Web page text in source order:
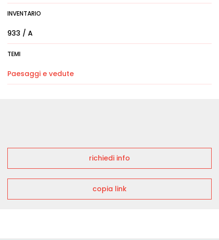
INVENTARIO
933 / A
TEMI
Paesaggi e vedute
richiedi info
copia link